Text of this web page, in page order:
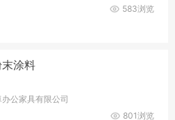
583浏览
涂料
公家具有限公司
801浏览